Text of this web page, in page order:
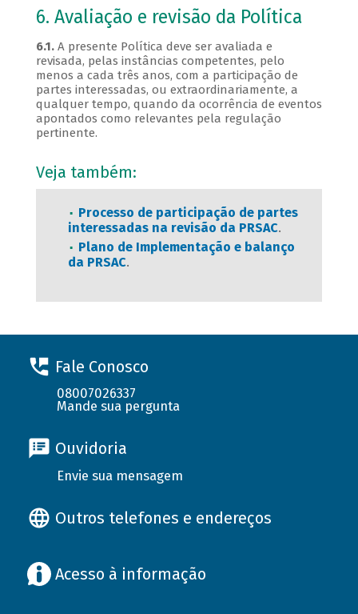
6. Avaliação e revisão da Política
6.1. A presente Política deve ser avaliada e
revisada, pelas instâncias competentes, pelo
menos a cada três anos, com a participação de
partes interessadas, ou extraordinariamente, a
qualquer tempo, quando da ocorrência de eventos
apontados como relevantes pela regulação
pertinente.
Veja também:
Processo de participação de partes
interessadas na revisão da PRSAC.
Plano de Implementação e balanço
da PRSAC.
Fale Conosco
08007026337
Mande sua pergunta
Ouvidoria
Envie sua mensagem
Outros telefones e endereços
Acesso à informação